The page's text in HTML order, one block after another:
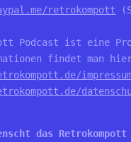
retrokompott
Podcast ist eine
das Retrokompott